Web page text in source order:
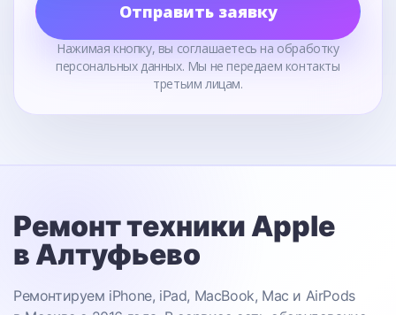
Отправить заявку
Нажимая кнопку, вы соглашаетесь на обработку
персональных данных. Мы не передаем контакты
третьим лицам.
Ремонт техники Apple
в Алтуфьево
Ремонтируем iPhone, iPad, MacBook, Mac и AirPods